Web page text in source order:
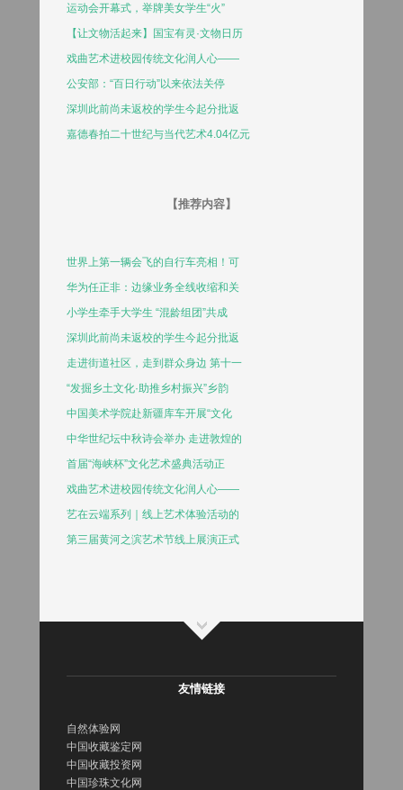
运动会开幕式，举牌美女学生“火”
【让文物活起来】国宝有灵·文物日历
戏曲艺术进校园传统文化润人心——
公安部：“百日行动”以来依法关停
深圳此前尚未返校的学生今起分批返
嘉德春拍二十世纪与当代艺术4.04亿元
【推荐内容】
世界上第一辆会飞的自行车亮相！可
华为任正非：边缘业务全线收缩和关
小学生牵手大学生 “混龄组团”共成
深圳此前尚未返校的学生今起分批返
走进街道社区，走到群众身边 第十一
“发掘乡土文化·助推乡村振兴”乡韵
中国美术学院赴新疆库车开展“文化
中华世纪坛中秋诗会举办 走进敦煌的
首届“海峡杯”文化艺术盛典活动正
戏曲艺术进校园传统文化润人心——
艺在云端系列｜线上艺术体验活动的
第三届黄河之滨艺术节线上展演正式
友情链接
自然体验网
中国收藏鉴定网
中国收藏投资网
中国珍珠文化网